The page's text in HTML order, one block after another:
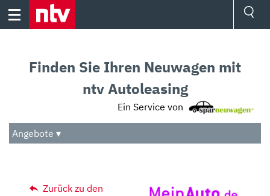
Skip
Audio
Das Beste
Finden Sie Ihren Neuwagen mit
ntv Autoleasing
Ein Service von
Angebote ▾
Zurück zu den